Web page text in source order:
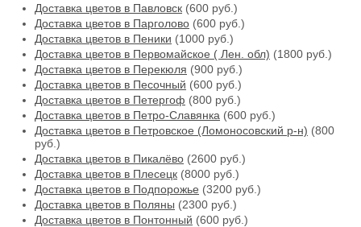
Доставка цветов в Павловск (600 руб.)
Доставка цветов в Парголово (600 руб.)
Доставка цветов в Пеники (1000 руб.)
Доставка цветов в Первомайское ( Лен. обл) (1800 руб.)
Доставка цветов в Перекюля (900 руб.)
Доставка цветов в Песочный (600 руб.)
Доставка цветов в Петергоф (800 руб.)
Доставка цветов в Петро-Славянка (600 руб.)
Доставка цветов в Петровское (Ломоносовский р-н) (800
руб.)
Доставка цветов в Пикалёво (2600 руб.)
Доставка цветов в Плесецк (8000 руб.)
Доставка цветов в Подпорожье (3200 руб.)
Доставка цветов в Поляны (2300 руб.)
Доставка цветов в Понтонный (600 руб.)